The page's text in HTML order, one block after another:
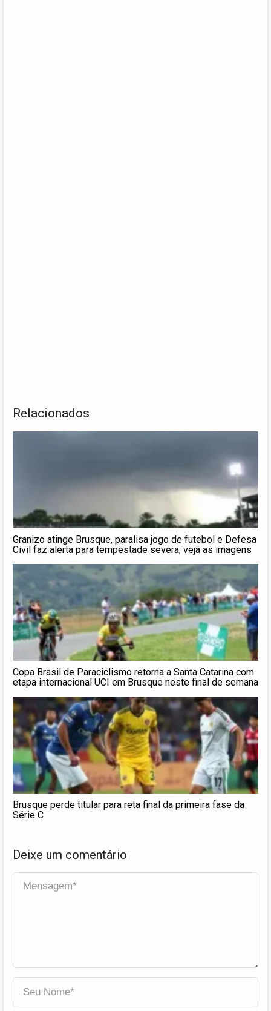
Relacionados
Granizo atinge Brusque, paralisa jogo de futebol e Defesa
Civil faz alerta para tempestade severa; veja as imagens
Copa Brasil de Paraciclismo retorna a Santa Catarina com
etapa internacional UCI em Brusque neste final de semana
Brusque perde titular para reta final da primeira fase da
Série C
Deixe um comentário